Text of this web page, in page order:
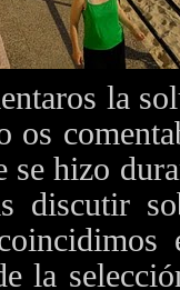
la
os
se hizo
discutir
la